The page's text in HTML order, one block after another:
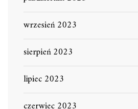
wrzesień 2023
sierpień 2023
lipiec 2023